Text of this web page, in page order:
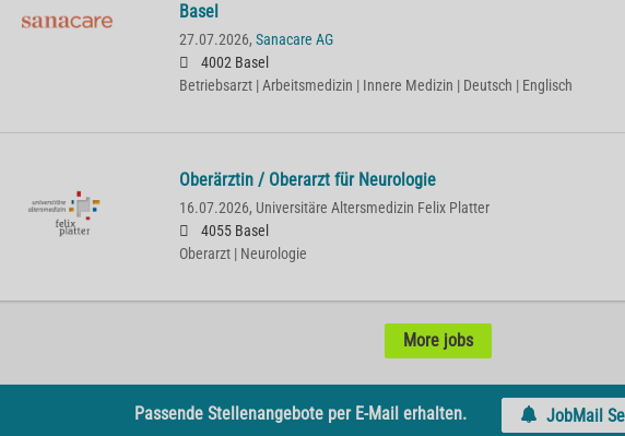
Basel
27.07.2026, Sanacare AG
4002 Basel
Betriebsarzt | Arbeitsmedizin | Innere Medizin | Deutsch | Englisch
Oberärztin / Oberarzt für Neurologie
16.07.2026, Universitäre Altersmedizin Felix Platter
4055 Basel
Oberarzt | Neurologie
More jobs
Passende Stellenangebote per E-Mail erhalten. JobMail